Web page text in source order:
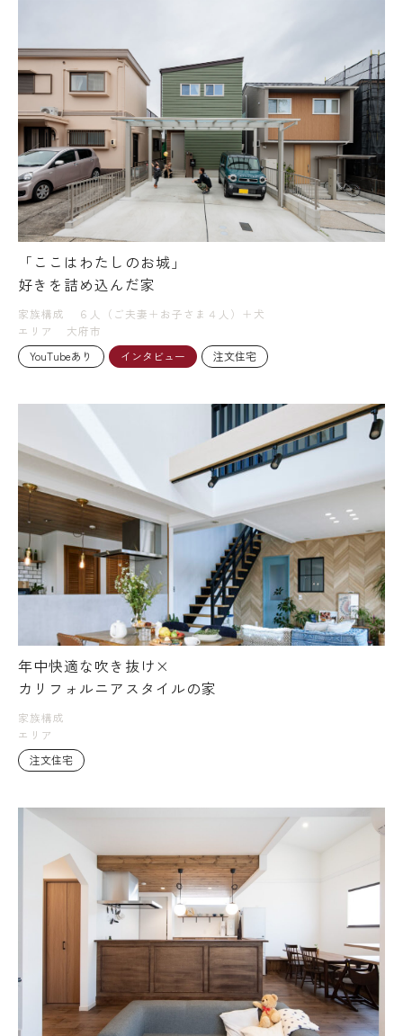
「ここはわたしのお城」
好きを詰め込んだ家
家族構成
６人（ご夫妻＋お子さま４人）＋犬
エリア
大府市
YouTubeあり
インタビュー 注文住宅
年中快適な吹き抜け×
カリフォルニアスタイルの家
家族構成
エリア
注文住宅